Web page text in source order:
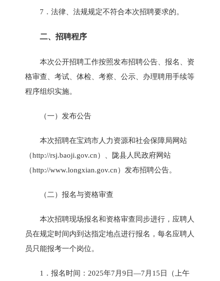
7．法律、法规规定不符合本次招聘要求的。
二、招聘程序
本次公开招聘工作按照发布招聘公告、报名、资
格审查、考试、体检、考察、公示、办理聘用手续等
程序组织实施。
（一）发布公告
本次招聘在宝鸡市人力资源和社会保障局网站
（http://rsj.baoji.gov.cn）、陇县人民政府网站
（http://www.longxian.gov.cn）发布招聘公告。
（二）报名与资格审查
本次招聘现场报名和资格审查同步进行，应聘人
员在规定时间内到达指定地点进行报名，每名应聘人
员只能报考一个岗位。
1．报名时间：2025年7月9日—7月15日（上午